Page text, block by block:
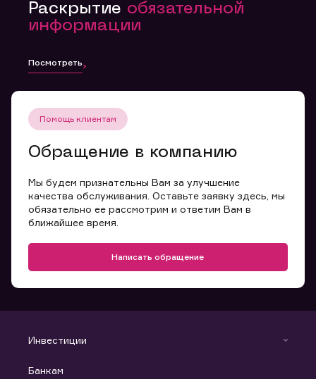
Раскрытие обязательной
информации
Посмотреть
Помощь клиентам
Обращение в компанию
Мы будем признательны Вам за улучшение
качества обслуживания. Оставьте заявку здесь, мы
обязательно ее рассмотрим и ответим Вам в
ближайшее время.
Написать обращение
Инвестиции
С чего начать
Банкам